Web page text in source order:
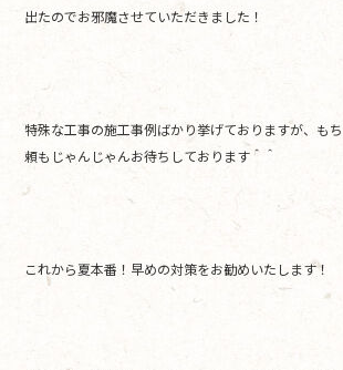
出たのでお邪魔させていただきました！
特殊な工事の施工事例ばかり挙げておりますが、も
頼もじゃんじゃんお待ちしております＾＾
これから夏本番！早めの対策をお勧めいたします！